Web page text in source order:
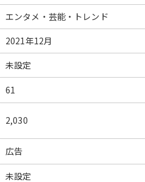
エンタメ・芸能・トレンド
2021年12月
未設定
61
2,030
広告
未設定